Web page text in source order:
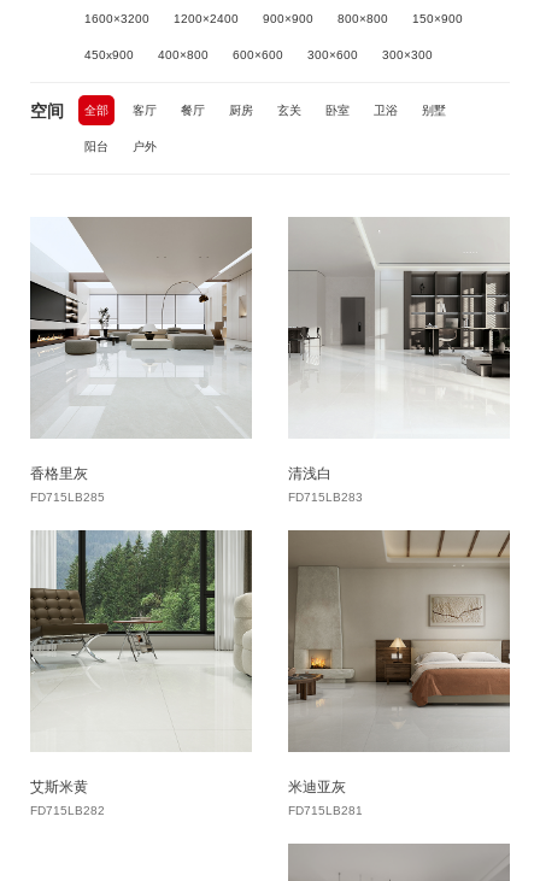
1600×3200 1200×2400 900×900 800×800 150×900
450x900 400×800 600×600 300×600 300×300
空间 全部 客厅 餐厅 厨房 玄关 卧室 卫浴 别墅
阳台 户外
香格里灰
FD715LB285
清浅白
FD715LB283
艾斯米黄
FD715LB282
米迪亚灰
FD715LB281